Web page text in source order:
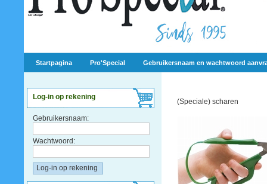
Startpagina Pro'Special Gebruikersnaam en wachtwoord
Log-in op rekening
Gebruikersnaam:
Wachtwoord:
(Speciale) scharen